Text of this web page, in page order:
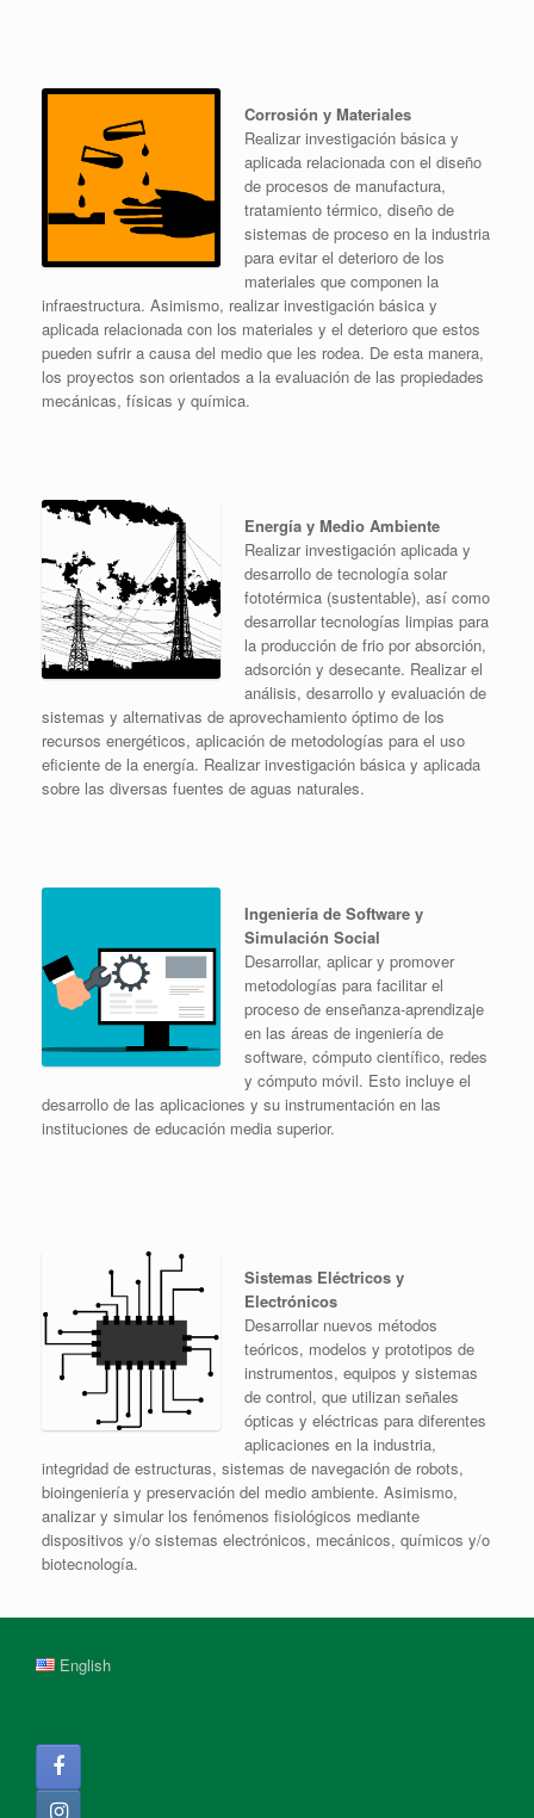
Corrosión y Materiales
Realizar investigación básica y
aplicada relacionada con el diseño
de procesos de manufactura,
tratamiento térmico, diseño de
sistemas de proceso en la industria
para evitar el deterioro de los
materiales que componen la
infraestructura. Asimismo, realizar investigación básica y
aplicada relacionada con los materiales y el deterioro que estos
pueden sufrir a causa del medio que les rodea. De esta manera,
los proyectos son orientados a la evaluación de las propiedades
mecánicas, físicas y química.
Energía y Medio Ambiente
Realizar investigación aplicada y
desarrollo de tecnología solar
fototérmica (sustentable), así como
desarrollar tecnologías limpias para
la producción de frio por absorción,
adsorción y desecante. Realizar el
análisis, desarrollo y evaluación de
sistemas y alternativas de aprovechamiento óptimo de los
recursos energéticos, aplicación de metodologías para el uso
eficiente de la energía. Realizar investigación básica y aplicada
sobre las diversas fuentes de aguas naturales.
Ingeniería de Software y
Simulación Social
Desarrollar, aplicar y promover
metodologías para facilitar el
proceso de enseñanza-aprendizaje
en las áreas de ingeniería de
software, cómputo científico, redes
y cómputo móvil. Esto incluye el
desarrollo de las aplicaciones y su instrumentación en las
instituciones de educación media superior.
Sistemas Eléctricos y
Electrónicos
Desarrollar nuevos métodos
teóricos, modelos y prototipos de
instrumentos, equipos y sistemas
de control, que utilizan señales
ópticas y eléctricas para diferentes
aplicaciones en la industria,
integridad de estructuras, sistemas de navegación de robots,
bioingeniería y preservación del medio ambiente. Asimismo,
analizar y simular los fenómenos fisiológicos mediante
dispositivos y/o sistemas electrónicos, mecánicos, químicos y/o
biotecnología.
English